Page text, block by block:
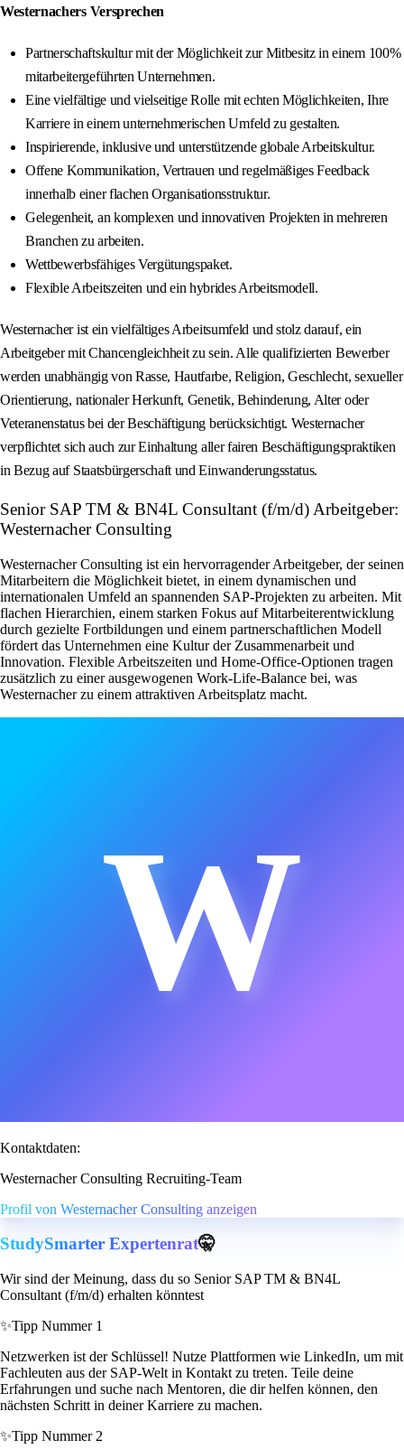
Westernachers Versprechen
Partnerschaftskultur mit der Möglichkeit zur Mitbesitz in einem 100%
mitarbeitergeführten Unternehmen.
Eine vielfältige und vielseitige Rolle mit echten Möglichkeiten, Ihre
Karriere in einem unternehmerischen Umfeld zu gestalten.
Inspirierende, inklusive und unterstützende globale Arbeitskultur.
Offene Kommunikation, Vertrauen und regelmäßiges Feedback
innerhalb einer flachen Organisationsstruktur.
Gelegenheit, an komplexen und innovativen Projekten in mehreren
Branchen zu arbeiten.
Wettbewerbsfähiges Vergütungspaket.
Flexible Arbeitszeiten und ein hybrides Arbeitsmodell.
Westernacher ist ein vielfältiges Arbeitsumfeld und stolz darauf, ein
Arbeitgeber mit Chancengleichheit zu sein. Alle qualifizierten Bewerber
werden unabhängig von Rasse, Hautfarbe, Religion, Geschlecht, sexueller
Orientierung, nationaler Herkunft, Genetik, Behinderung, Alter oder
Veteranenstatus bei der Beschäftigung berücksichtigt. Westernacher
verpflichtet sich auch zur Einhaltung aller fairen Beschäftigungspraktiken
in Bezug auf Staatsbürgerschaft und Einwanderungsstatus.
Senior SAP TM & BN4L Consultant (f/m/d) Arbeitgeber:
Westernacher Consulting
Westernacher Consulting ist ein hervorragender Arbeitgeber, der seinen
Mitarbeitern die Möglichkeit bietet, in einem dynamischen und
internationalen Umfeld an spannenden SAP-Projekten zu arbeiten. Mit
flachen Hierarchien, einem starken Fokus auf Mitarbeiterentwicklung
durch gezielte Fortbildungen und einem partnerschaftlichen Modell
fördert das Unternehmen eine Kultur der Zusammenarbeit und
Innovation. Flexible Arbeitszeiten und Home-Office-Optionen tragen
zusätzlich zu einer ausgewogenen Work-Life-Balance bei, was
Westernacher zu einem attraktiven Arbeitsplatz macht.
W
Kontaktdaten:
Westernacher Consulting Recruiting-Team
Profil von Westernacher Consulting anzeigen
StudySmarter Expertenrat🤫
Wir sind der Meinung, dass du so Senior SAP TM & BN4L
Consultant (f/m/d) erhalten könntest
✨Tipp Nummer 1
Netzwerken ist der Schlüssel! Nutze Plattformen wie LinkedIn, um mit
Fachleuten aus der SAP-Welt in Kontakt zu treten. Teile deine
Erfahrungen und suche nach Mentoren, die dir helfen können, den
nächsten Schritt in deiner Karriere zu machen.
✨Tipp Nummer 2